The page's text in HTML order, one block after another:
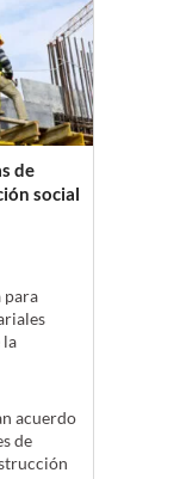
de
social
para
la
acuerdo
de